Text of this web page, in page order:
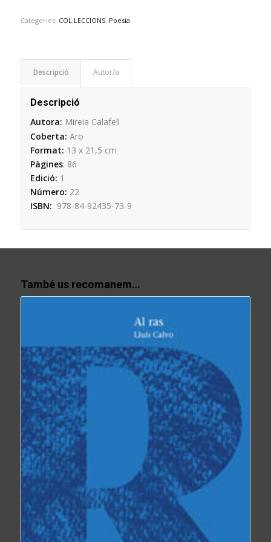
Categories: COL.LECCIONS, Poesia
Descripció
Descripció
Autora: Mireia Calafell
Coberta: Aro
Format: 13 x 21,5 cm
Pàgines: 86
Edició: 1
Número: 22
ISBN: 978-84-92435-73-9
També us recomanem…